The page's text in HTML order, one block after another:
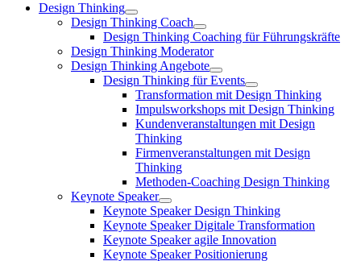
Design Thinking
Design Thinking Coach
Design Thinking Coaching für Führungskräfte
Design Thinking Moderator
Design Thinking Angebote
Design Thinking für Events
Transformation mit Design Thinking
Impulsworkshops mit Design Thinking
Kundenveranstaltungen mit Design
Thinking
Firmenveranstaltungen mit Design
Thinking
Methoden-Coaching Design Thinking
Keynote Speaker
Keynote Speaker Design Thinking
Keynote Speaker Digitale Transformation
Keynote Speaker agile Innovation
Keynote Speaker Positionierung